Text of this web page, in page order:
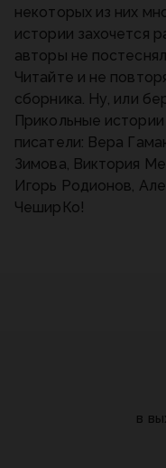
некоторых из них
истории захочется
авторы не
Читайте и не
сборника. Ну, или
Прикольные
писатели: Вера
Зимова, Виктория
Игорь Родионов,
ЧеширКо!
в